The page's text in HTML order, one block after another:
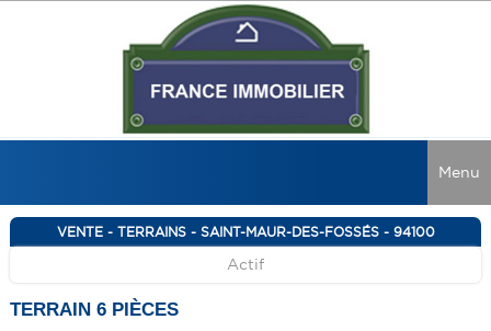
Menu
ACCUEIL
TOUTES LES VENTES
LOCATIONS
VENTE - TERRAINS - SAINT-MAUR-DES-FOSSÉS - 94100
Actif
TERRAIN 6 PIÈCES